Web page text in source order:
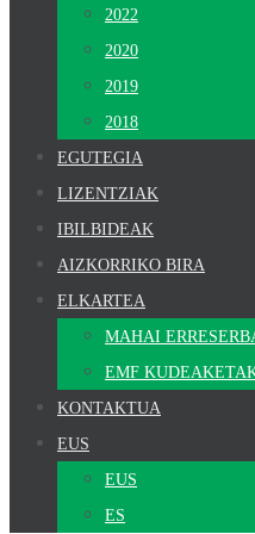
2022
2020
2019
2018
EGUTEGIA
LIZENTZIAK
IBILBIDEAK
AIZKORRIKO BIRA
ELKARTEA
MAHAI
EMF
KONTAKTUA
EUS
EUS
ES